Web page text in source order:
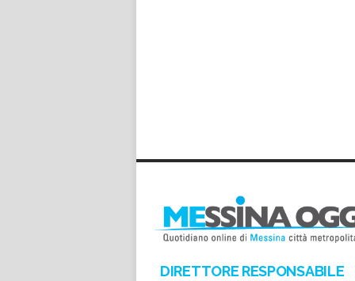
DIRETTORE RESPONSABILE